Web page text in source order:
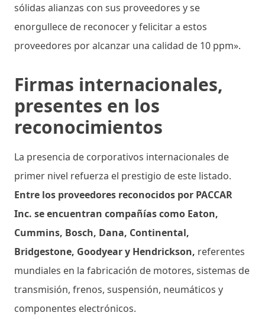
sólidas alianzas con sus proveedores y se
enorgullece de reconocer y felicitar a estos
proveedores por alcanzar una calidad de 10 ppm».
Firmas internacionales,
presentes en los
reconocimientos
La presencia de corporativos internacionales de
primer nivel refuerza el prestigio de este listado.
Entre los proveedores reconocidos por PACCAR
Inc. se encuentran compañías como Eaton,
Cummins, Bosch, Dana, Continental,
Bridgestone, Goodyear y Hendrickson, referentes
mundiales en la fabricación de motores, sistemas de
transmisión, frenos, suspensión, neumáticos y
componentes electrónicos.